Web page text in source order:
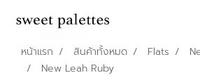
หน้าแรก สินค้าทั้งหมด Flats
New Leah Ruby